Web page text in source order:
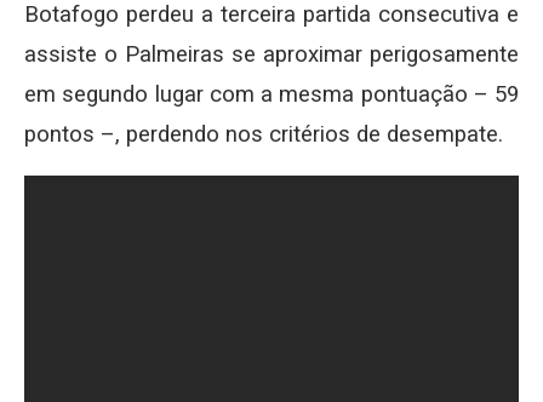
Botafogo perdeu a terceira partida consecutiva e
assiste o Palmeiras se aproximar perigosamente
em segundo lugar com a mesma pontuação – 59
pontos –, perdendo nos critérios de desempate.